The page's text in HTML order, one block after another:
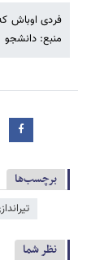
فردی اوباش
منبع: دانشجو
برچسب‌ها
نظر شما